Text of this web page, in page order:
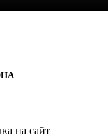
на сайт